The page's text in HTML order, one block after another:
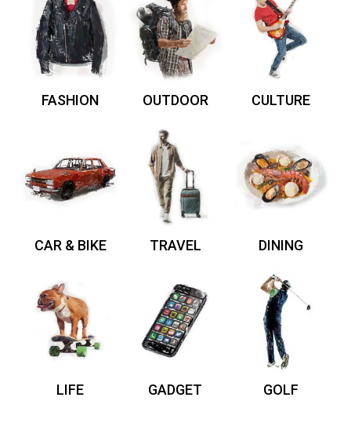
FASHION OUTDOOR CULTURE
CAR & BIKE TRAVEL DINING
LIFE GADGET GOLF